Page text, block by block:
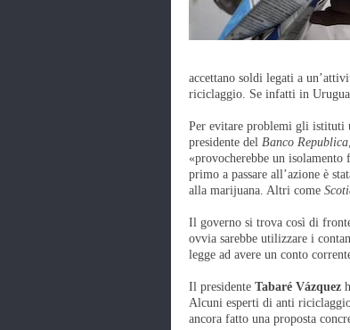
accettano soldi legati a
riciclaggio. Se infatti in
Per evitare problemi gli istituti
presidente del Banco Republica,
«provocherebbe un
primo a passare all’azione è
alla marijuana. Altri come
Il governo si trova così di
ovvia sarebbe utilizzare i
legge ad avere un conto
Il presidente Tabaré Vázquez
Alcuni esperti di anti riciclaggio
ancora fatto una proposta